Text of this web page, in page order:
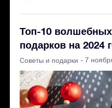
Топ-10
подарков на 2024
Советы и подарки - 7